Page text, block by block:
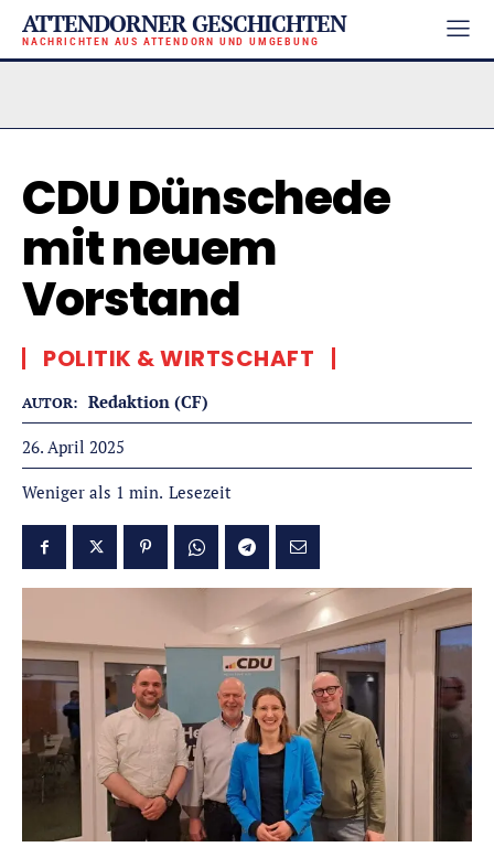
ATTENDORNER GESCHICHTEN
NACHRICHTEN AUS ATTENDORN UND UMGEBUNG
CDU Dünschede
mit neuem
Vorstand
POLITIK & WIRTSCHAFT
AUTOR: Redaktion (CF)
26. April 2025
Weniger als 1 min. Lesezeit